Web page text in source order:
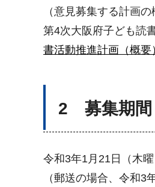
（意見募集する計画の
第4次大阪府子ども読
書活動推進計画（概要
2 募集期間
令和3年1月21日（木
（郵送の場合、令和3